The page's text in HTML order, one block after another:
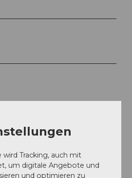
wird Tracking, auch mit
um digitale Angebote und
und optimieren zu